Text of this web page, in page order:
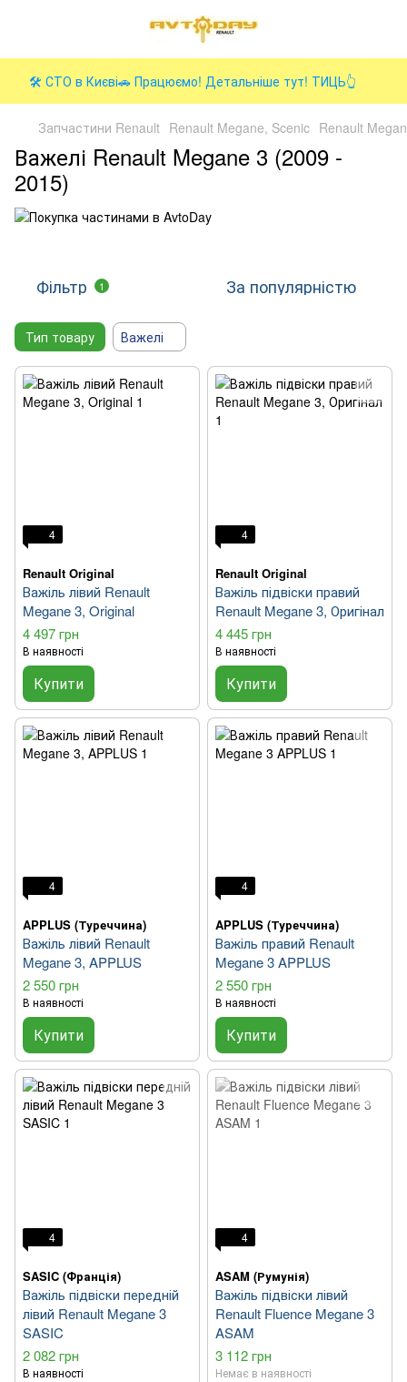
🛠️ СТО в Києві🚗 Працюємо! Детальніше тут! ТИЦЬ👆
Запчастини Renault Renault Megane, Scenic Renault
Важелі Renault Megane 3 (2009 -
2015)
Фільтр 1 За популярністю
Тип товару Важелі
4
Renault Original
Важіль лівий Renault
Megane 3, Original
4 497 грн
В наявності
Купити
4
Renault Original
Важіль підвіски правий
Renault Megane 3, Оригінал
4 445 грн
В наявності
Купити
4
APPLUS (Туреччина)
Важіль лівий Renault
Megane 3, APPLUS
2 550 грн
В наявності
Купити
4
APPLUS (Туреччина)
Важіль правий Renault
Megane 3 APPLUS
2 550 грн
В наявності
Купити
4
SASIC (Франція)
Важіль підвіски передній
лівий Renault Megane 3
SASIC
2 082 грн
В наявності
4
ASAM (Румунія)
Важіль підвіски лівий
Renault Fluence Megane 3
ASAM
3 112 грн
Немає в наявності